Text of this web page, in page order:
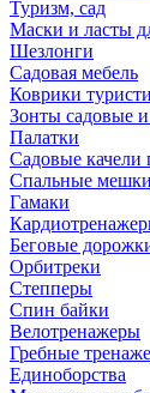
Туризм, сад
Маски и ласты
Шезлонги
Садовая мебель
Коврики
Зонты садовые
Палатки
Садовые качели
Спальные мешки
Гамаки
Беговые
Орбитреки
Степперы
Спин байки
Велотренажеры
Гребные
Единоборства